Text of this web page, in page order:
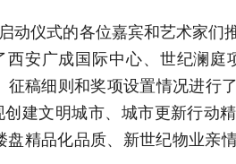
动仪式的各位嘉宾和艺术家们
安广成国际中心、世纪澜庭
征稿细则和奖项设置情况进行
建文明城市、城市更新行动
精品化品质、新世纪物业亲